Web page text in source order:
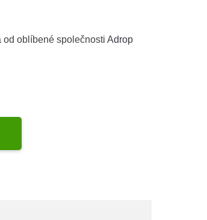
od oblíbené společnostiAdrop